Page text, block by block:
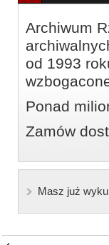
Archiwum
od 1993
Ponad
Zamów
Masz już